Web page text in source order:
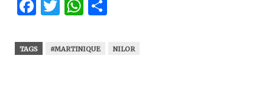
Facebook
Twitter
WhatsApp
TAGS #MARTINIQUE NILOR